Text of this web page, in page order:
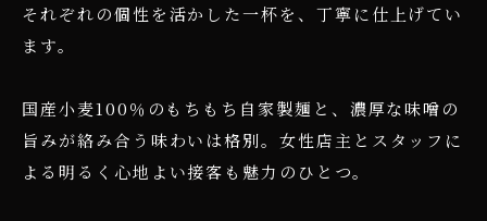
それぞれの個性を活かした一杯を、丁寧に仕上げてい
ます。
国産小麦100％のもちもち自家製麺と、濃厚な味噌の
旨みが絡み合う味わいは格別。女性店主とスタッフに
よる明るく心地よい接客も魅力のひとつ。